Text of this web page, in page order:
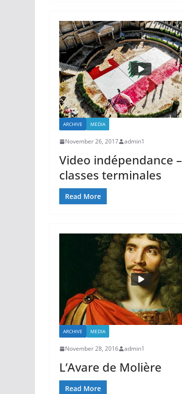
ARCHIVE MEDIA
November 26, 2017 admin1
Video indépendance –
classes terminales
Read More
ARCHIVE MEDIA
November 28, 2016 admin1
L’Avare de Molière
Read More